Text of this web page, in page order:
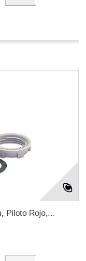
Piloto Rojo,...